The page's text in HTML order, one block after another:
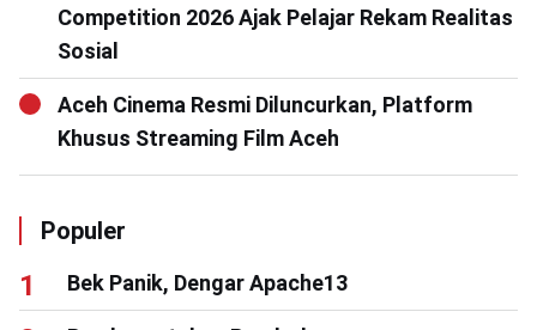
Competition 2026 Ajak Pelajar Rekam Realitas
Sosial
Aceh Cinema Resmi Diluncurkan, Platform
Khusus Streaming Film Aceh
Populer
Bek Panik, Dengar Apache13